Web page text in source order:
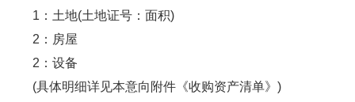
1：土地(土地证号：面积)
2：房屋
2：设备
(具体明细详见本意向附件《收购资产清单》)